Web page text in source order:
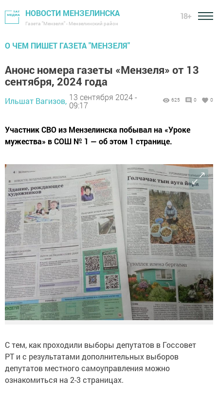
НОВОСТИ МЕНЗЕЛИНСКА
Газета "Мензеля" - Мензелинский район
18+
О ЧЕМ ПИШЕТ ГАЗЕТА "МЕНЗЕЛЯ"
Анонс номера газеты «Мензеля» от 13
сентября, 2024 года
Ильшат Вагизов, 13 сентября 2024 -
09:17
625 0 0
Участник СВО из Мензелинска побывал на «Уроке
мужества» в СОШ № 1 — об этом 1 странице.
С тем, как проходили выборы депутатов в Госсовет
РТ и с результатами дополнительных выборов
депутатов местного самоуправления можно
ознакомиться на 2-3 страницах.